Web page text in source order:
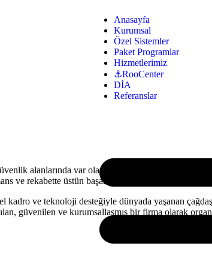
Anasayfa
Kurumsal
Özel Sistemler
Paket Programlar
Hizmetlerimiz
⚓RooCenter
DİA
Referanslar
alanlarında var olan ancak tanımlanmamış
ve rekabette üstün başarı sağlamaktır.
kadro ve teknoloji desteğiyle dünyada yaşanan
güvenilen ve kurumsallaşmış bir firma olarak